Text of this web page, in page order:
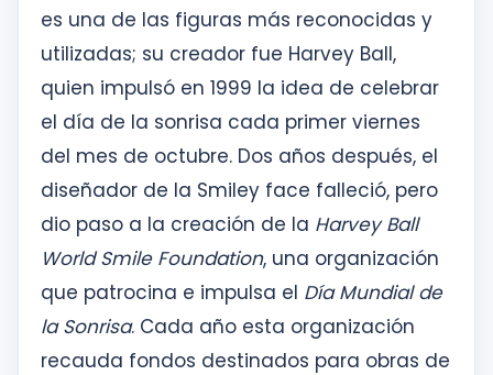
Solicitudes
es una de las figuras más reconocidas y
utilizadas; su creador fue Harvey Ball,
quien impulsó en 1999 la idea de celebrar
el día de la sonrisa cada primer viernes
del mes de octubre. Dos años después, el
diseñador de la Smiley face falleció, pero
dio paso a la creación de la Harvey Ball
World Smile Foundation, una organización
que patrocina e impulsa el Día Mundial de
la Sonrisa. Cada año esta organización
recauda fondos destinados para obras de